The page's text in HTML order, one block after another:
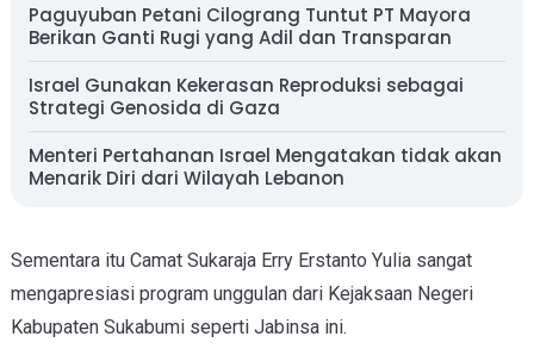
Paguyuban Petani Cilograng Tuntut PT Mayora
Berikan Ganti Rugi yang Adil dan Transparan
Israel Gunakan Kekerasan Reproduksi sebagai
Strategi Genosida di Gaza
Menteri Pertahanan Israel Mengatakan tidak akan
Menarik Diri dari Wilayah Lebanon
Sementara itu Camat Sukaraja Erry Erstanto Yulia sangat
mengapresiasi program unggulan dari Kejaksaan Negeri
Kabupaten Sukabumi seperti Jabinsa ini.